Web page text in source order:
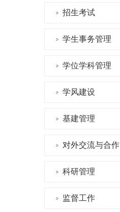
招生考试
学生事务管理
学位学科管理
学风建设
基建管理
对外交流与合作
科研管理
监督工作